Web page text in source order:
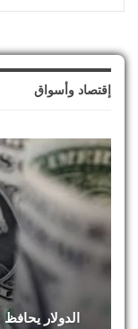
إقتصاد وأسواق
الدولار